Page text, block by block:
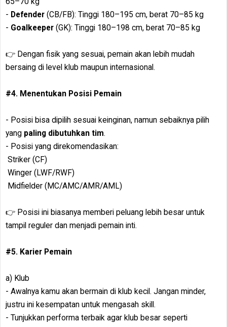
- Defender (CB/FB): Tinggi 180–195 cm, berat 70–85 kg
- Goalkeeper (GK): Tinggi 180–198 cm, berat 70–85 kg
👉 Dengan fisik yang sesuai, pemain akan lebih mudah
bersaing di level klub maupun internasional.
#4. Menentukan Posisi Pemain
- Posisi bisa dipilih sesuai keinginan, namun sebaiknya pilih
yang paling dibutuhkan tim.
- Posisi yang direkomendasikan:
Striker (CF)
Winger (LWF/RWF)
Midfielder (MC/AMC/AMR/AML)
👉 Posisi ini biasanya memberi peluang lebih besar untuk
tampil reguler dan menjadi pemain inti.
#5. Karier Pemain
a) Klub
- Awalnya kamu akan bermain di klub kecil. Jangan minder,
justru ini kesempatan untuk mengasah skill.
- Tunjukkan performa terbaik agar klub besar seperti